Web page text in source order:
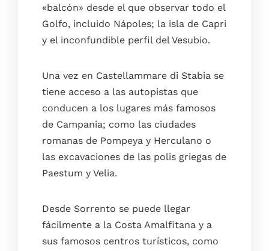
«balcón» desde el que observar todo el
Golfo, incluido Nápoles; la isla de Capri
y el inconfundible perfil del Vesubio.
Una vez en Castellammare di Stabia se
tiene acceso a las autopistas que
conducen a los lugares más famosos
de Campania; como las ciudades
romanas de Pompeya y Herculano o
las excavaciones de las polis griegas de
Paestum y Velia.
Desde Sorrento se puede llegar
fácilmente a la Costa Amalfitana y a
sus famosos centros turísticos, como